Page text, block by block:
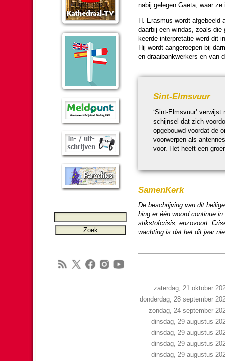
nabij gelegen Gaeta, waar
H. Erasmus wordt
daarbij een windas, zoals
keerde in­ter­pre­ta­tie werd dit
Hij wordt aan­ge­roe­pen bij
en draai­bank­wer­kers en van
Sint-Elmsvuur
‘Sint-Elmsvuur’
schijn­sel dat zich
opge­bouwd voordat de
voorwerpen als
voor. Het heeft een
SamenKerk
De beschrij­ving van dit
hing er één woord continue
stikstof­cri­sis, enzo­voort.
wach­ting is dat het dit jaar
zaterdag, 21 oktober
donderdag, 28 september
zondag, 24 september
dinsdag, 29 augustus
dinsdag, 29 augustus
dinsdag, 29 augustus
dinsdag, 29 augustus